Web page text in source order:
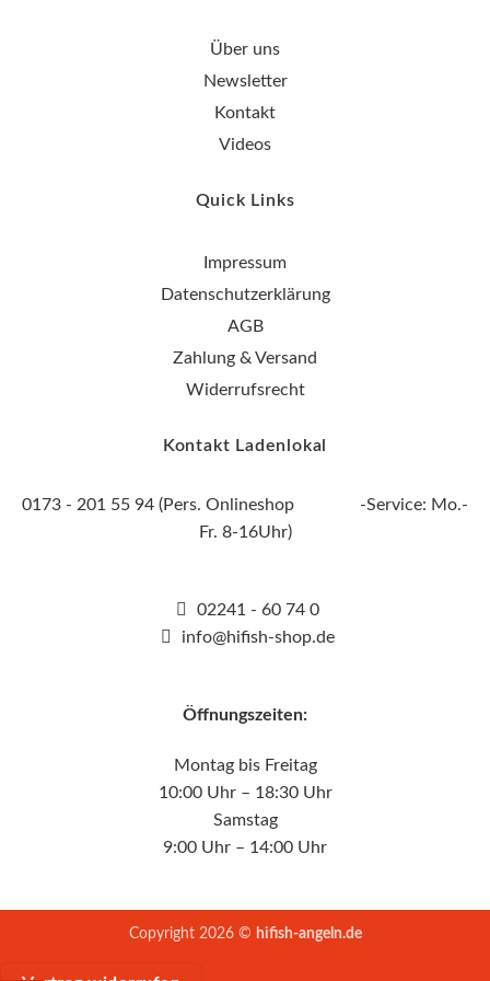
Über uns
Newsletter
Kontakt
Videos
Quick Links
Impressum
Datenschutzerklärung
AGB
Zahlung & Versand
Widerrufsrecht
Kontakt Ladenlokal
0173 - 201 55 94 (Pers. Onlineshop -Service: Mo.-
Fr. 8-16Uhr)
02241 - 60 74 0
info@hifish-shop.de
Öffnungszeiten:
Montag bis Freitag
10:00 Uhr – 18:30 Uhr
Samstag
9:00 Uhr – 14:00 Uhr
Copyright 2026 © hifish-angeln.de